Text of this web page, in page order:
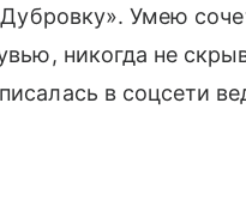
Умею
никогда не
в соцсети